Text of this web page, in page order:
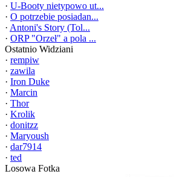
· U-Booty nietypowo ut...
· O potrzebie posiadan...
· Antoni's Story (Tol...
· ORP "Orzeł" a pola ...
Ostatnio Widziani
· rempiw
· zawila
· Iron Duke
· Marcin
· Thor
· Krolik
· donitzz
· Maryoush
· dar7914
· ted
Losowa Fotka